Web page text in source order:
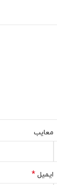
معایب
ایمیل *